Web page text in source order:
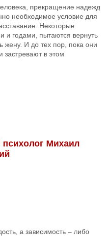
прекращение надежд
необходимое условие для
Некоторые
и годами, пытаются вернуть
жену. И до тех пор, пока они
в этом
Михаил
а зависимость – либо